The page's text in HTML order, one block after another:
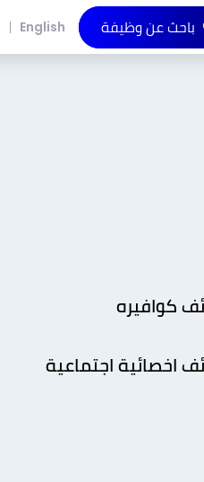
باحث عن وظيفة English
كوافيره
اخصائية اجتماعية